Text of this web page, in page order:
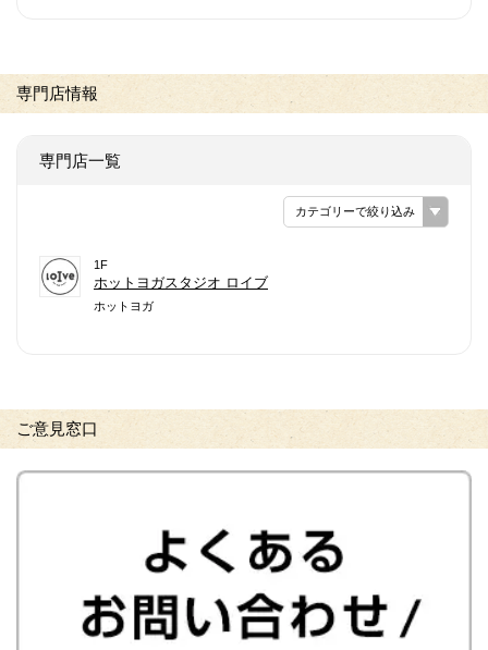
専門店情報
専門店一覧
カテゴリーで絞り込み
1F
ホットヨガスタジオ ロイブ
ホットヨガ
ご意見窓口